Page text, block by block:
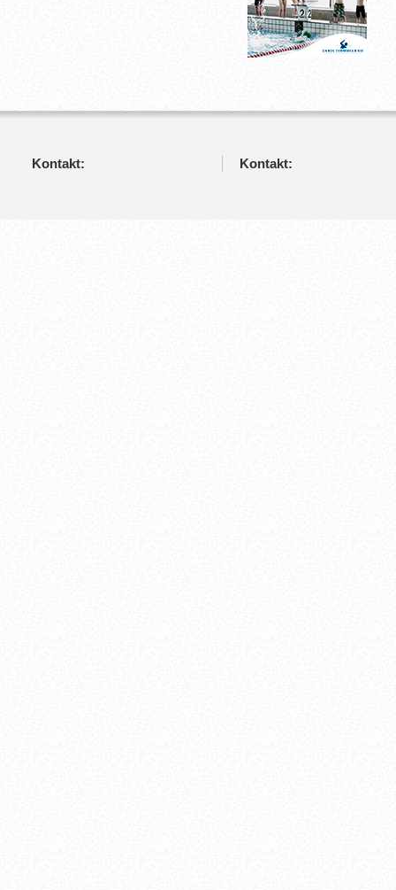
Kontakt: Kontakt: